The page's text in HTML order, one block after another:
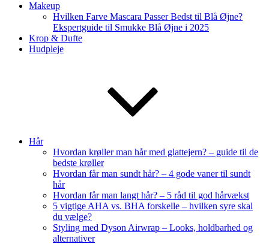
Makeup
Hvilken Farve Mascara Passer Bedst til Blå Øjne?
Ekspertguide til Smukke Blå Øjne i 2025
Krop & Dufte
Hudpleje
Hår
Hvordan krøller man hår med glattejern? – guide til de
bedste krøller
Hvordan får man sundt hår? – 4 gode vaner til sundt
hår
Hvordan får man langt hår? – 5 råd til god hårvækst
5 vigtige AHA vs. BHA forskelle – hvilken syre skal
du vælge?
Styling med Dyson Airwrap – Looks, holdbarhed og
alternativer